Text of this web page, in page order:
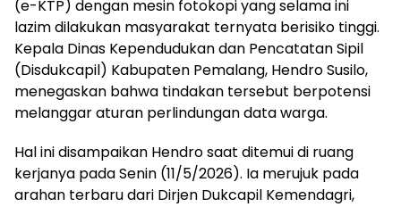
(e-KTP) dengan mesin fotokopi yang selama ini
lazim dilakukan masyarakat ternyata berisiko tinggi.
Kepala Dinas Kependudukan dan Pencatatan Sipil
(Disdukcapil) Kabupaten Pemalang, Hendro Susilo,
menegaskan bahwa tindakan tersebut berpotensi
melanggar aturan perlindungan data warga.
​Hal ini disampaikan Hendro saat ditemui di ruang
kerjanya pada Senin (11/5/2026). Ia merujuk pada
arahan terbaru dari Dirjen Dukcapil Kemendagri,